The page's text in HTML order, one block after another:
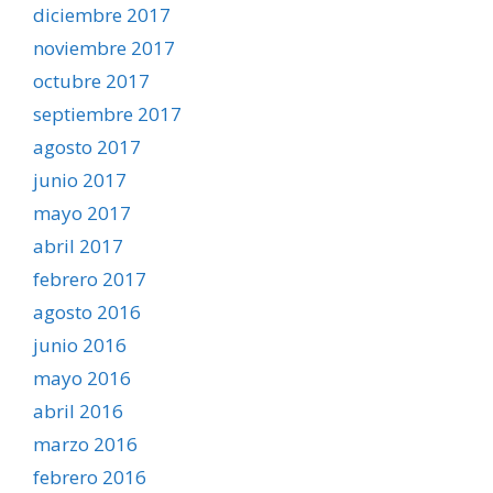
diciembre 2017
noviembre 2017
octubre 2017
septiembre 2017
agosto 2017
junio 2017
mayo 2017
abril 2017
febrero 2017
agosto 2016
junio 2016
mayo 2016
abril 2016
marzo 2016
febrero 2016